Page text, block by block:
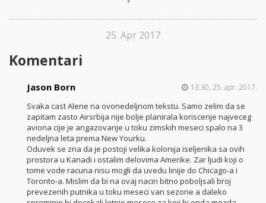
25. Apr 2017
Komentari
Jason Born 13:30, 25. apr. 2017.
Svaka cast Alene na ovonedeljnom tekstu. Samo zelim da se
zapitam zasto Airsrbija nije bolje planirala koriscenje najveceg
aviona cije je angazovanje u toku zimskih meseci spalo na 3
nedeljna leta prema New Yourku.
Oduvek se zna da je postoji velika kolonija iseljenika sa ovih
prostora u Kanadi i ostalim delovima Amerike. Zar ljudi koji o
tome vode racuna nisu mogli da uvedu linije do Chicago-a i
Toronto-a. Mislim da bi na ovaj nacin bitno poboljsali broj
prevezenih putnika u toku meseci van sezone a daleko